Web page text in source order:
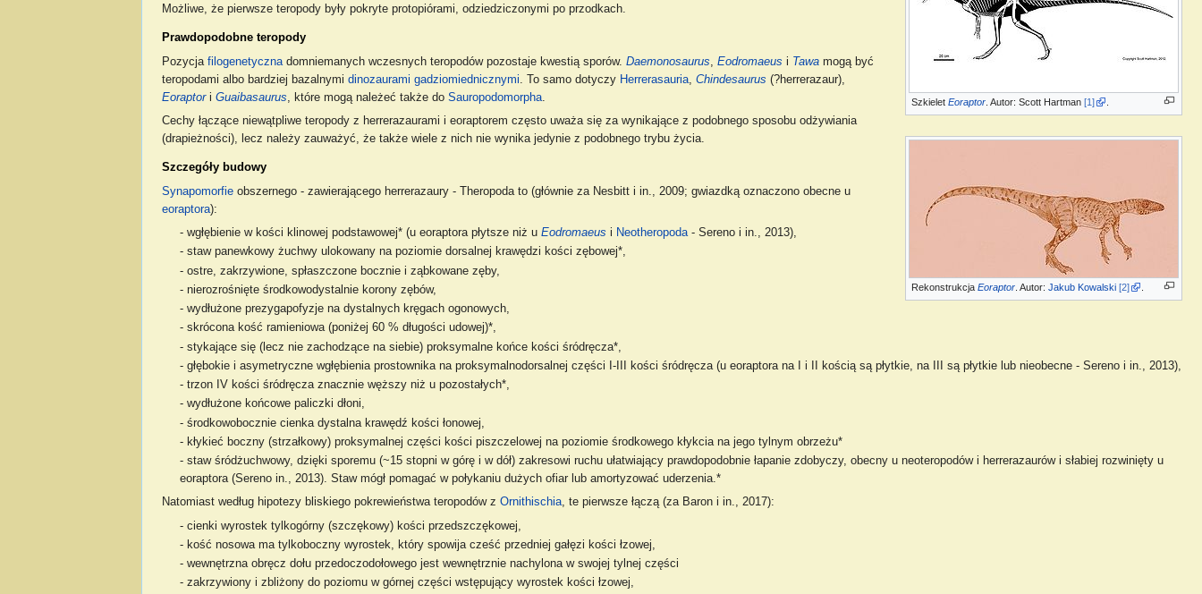
SzkieletEoraptor . Autor: Scott Hartman [1]
RekonstrukcjaEoraptor . Autor:Jakub Kowalski [2]
Możliwe, że pierwsze teropody były pokryte protopiórami, odziedziczonymi po przodkach.
Prawdopodobne teropody
Pozycja filogenetycznadomniemanych wczesnych teropodów pozostaje kwestią sporów. Daemonosaurus Eodromaeus i Tawamogą być
teropodami albo bardziej bazalnymi dinozaurami gadziomiednicznymi . To samo dotyczy Herrerasauria, Chindesaurus (?herrerazaur),
Eoraptori Guaibasaurus , które mogą należeć także do Sauropodomorpha.
Cechy łączące niewątpliwe teropody z herrerazaurami i eoraptorem często uważa się za wynikające z podobnego sposobu odżywiania
(drapieżności), lecz należy zauważyć, że także wiele z nich nie wynika jedynie z podobnego trybu życia.
Szczegóły budowy
Synapomorfieobszernego - zawierającego herrerazaury - Theropoda to (głównie za Nesbitt i in., 2009; gwiazdką oznaczono obecne u
eoraptora):
- wgłębienie w kości klinowej podstawowej* (u eoraptora płytsze niż uEodromaeus i Neotheropoda- Sereno i in., 2013),
- staw panewkowy żuchwy ulokowany na poziomie dorsalnej krawędzi kości zębowej*,
- ostre, zakrzywione, spłaszczone bocznie i ząbkowane zęby,
- nierozrośnięte środkowodystalnie korony zębów,
- wydłużone prezygapofyzje na dystalnych kręgach ogonowych,
- skrócona kość ramieniowa (poniżej 60 % długości udowej)*,
- stykające się (lecz nie zachodzące na siebie) proksymalne końce kości śródręcza*,
- głębokie i asymetryczne wgłębienia prostownika na proksymalnodorsalnej części I-III kości śródręcza (u eoraptora na I i II kością są płytkie, na III są płytkie lub nieobecne - Sereno i in., 2013),
- trzon IV kości śródręcza znacznie węższy niż u pozostałych*,
- wydłużone końcowe paliczki dłoni,
- środkowobocznie cienka dystalna krawędź kości łonowej,
- kłykieć boczny (strzałkowy) proksymalnej części kości piszczelowej na poziomie środkowego kłykcia na jego tylnym obrzeżu*
- staw śródżuchwowy, dzięki sporemu (~15 stopni w górę i w dół) zakresowi ruchu ułatwiający prawdopodobnie łapanie zdobyczy, obecny u neoteropodów i herrerazaurów i słabiej rozwinięty u
eoraptora (Sereno in., 2013). Staw mógł pomagać w połykaniu dużych ofiar lub amortyzować uderzenia.*
Natomiast według hipotezy bliskiego pokrewieństwa teropodów z Ornithischia, te pierwsze łączą (za Baron i in., 2017):
- cienki wyrostek tylkogórny (szczękowy) kości przedszczękowej,
- kość nosowa ma tylkoboczny wyrostek, który spowija cześć przedniej gałęzi kości łzowej,
- wewnętrzna obręcz dołu przedoczodołowego jest wewnętrznie nachylona w swojej tylnej części
- zakrzywiony i zbliżony do poziomu w górnej części wstępujący wyrostek kości łzowej,